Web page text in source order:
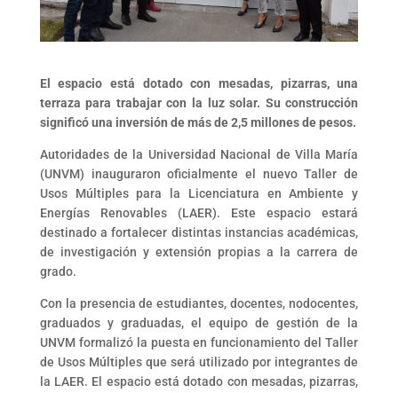
El espacio está dotado con mesadas, pizarras, una
terraza para trabajar con la luz solar. Su construcción
significó una inversión de más de 2,5 millones de pesos.
Autoridades de la Universidad Nacional de Villa María
(UNVM) inauguraron oficialmente el nuevo Taller de
Usos Múltiples para la Licenciatura en Ambiente y
Energías Renovables (LAER). Este espacio estará
destinado a fortalecer distintas instancias académicas,
de investigación y extensión propias a la carrera de
grado.
Con la presencia de estudiantes, docentes, nodocentes,
graduados y graduadas, el equipo de gestión de la
UNVM formalizó la puesta en funcionamiento del Taller
de Usos Múltiples que será utilizado por integrantes de
la LAER. El espacio está dotado con mesadas, pizarras,